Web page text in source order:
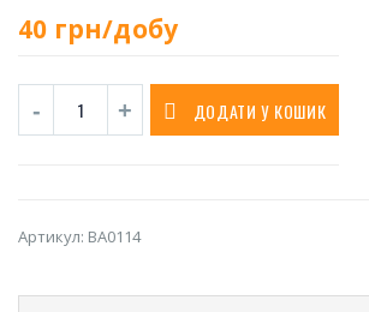
40 грн/добу
ДОДАТИ У КОШИК
Артикул: BA0114